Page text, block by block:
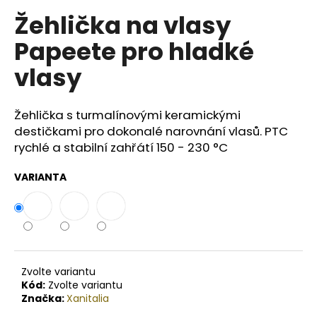
Žehlička na vlasy
Papeete pro hladké
vlasy
Žehlička s turmalínovými keramickými
destičkami pro dokonalé narovnání vlasů. PTC
rychlé a stabilní zahřátí 150 - 230 °C
VARIANTA
Zvolte variantu
Kód: Zvolte variantu
Značka:Xanitalia
u
j
e
m
e
BODY
BY
SIMONA
NASHI
ORGANICKÉ
RUČNĚ
VYRÁBĚNÉ
BAMBUCKÉ
MÁSLO
Kč